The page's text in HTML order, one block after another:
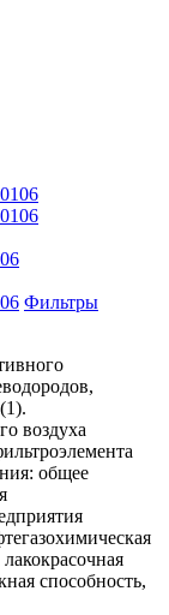
Фильтры
воздуха
общее
способность,